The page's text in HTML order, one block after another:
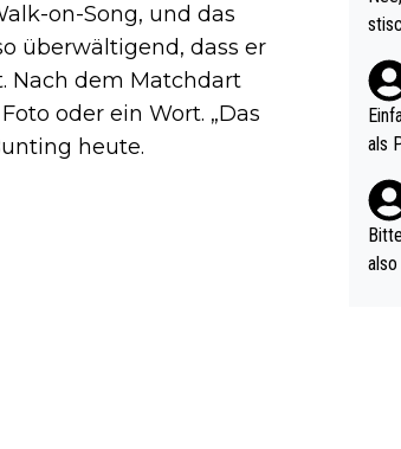
on-Song, und das
überwältigend, dass er
Nach dem Matchdart
oder ein Wort. „Das
heute.
(in
als
nes
ttler
vV
als